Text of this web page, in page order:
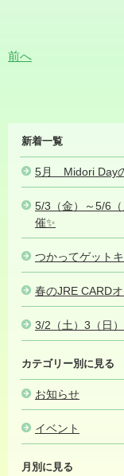
前へ
MIDORI
NEWS
新着一覧
5月 Midori Day
5/3（金）～5/6
催✨
つかってゲット
春のJRE CARD
3/2（土）3（日
カテゴリー別に見る
お知らせ
イベント
月別に見る